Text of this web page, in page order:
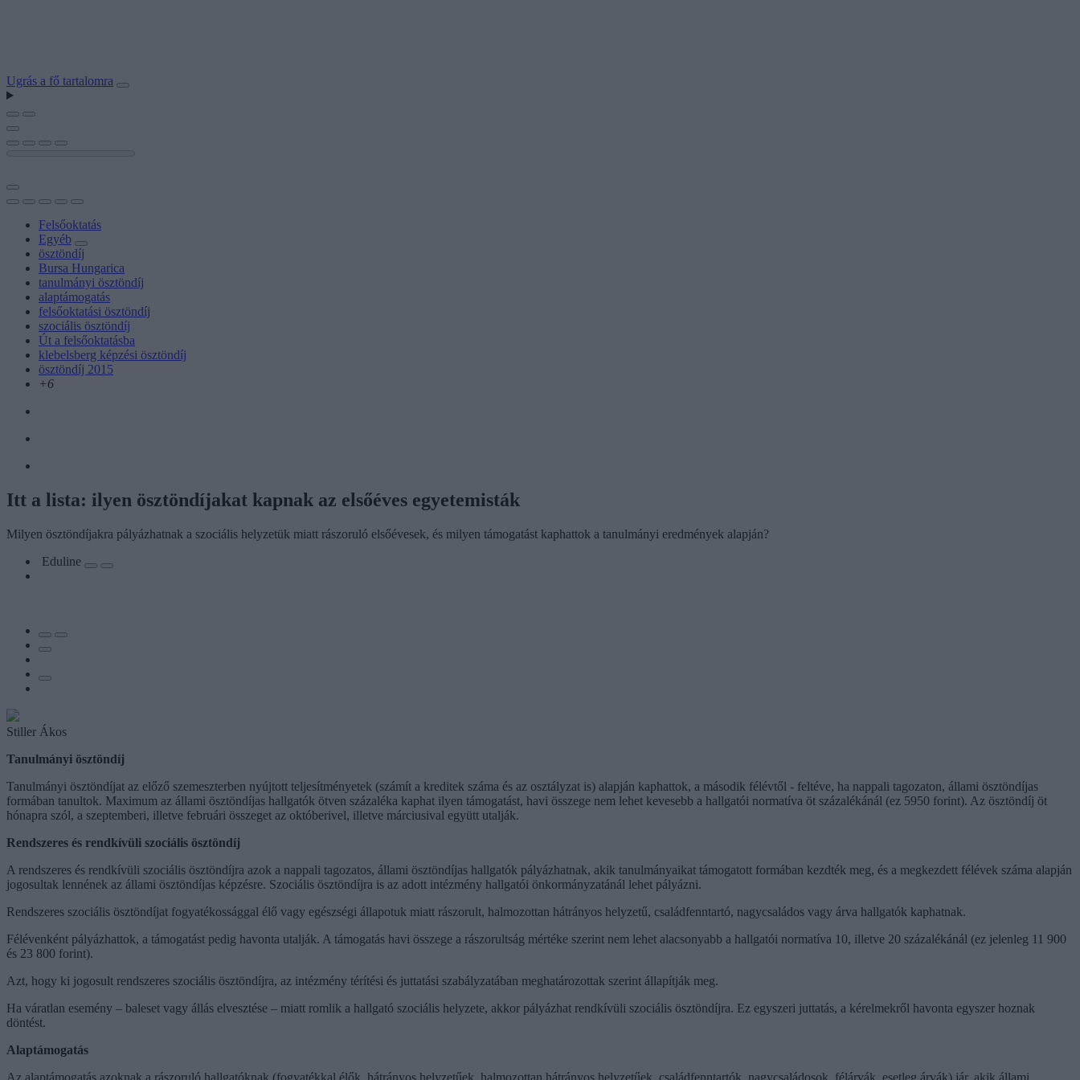
Ugrás a fő tartalomra
Felsőoktatás
Egyéb
ösztöndíj
Bursa Hungarica
tanulmányi ösztöndíj
alaptámogatás
felsőoktatási ösztöndíj
szociális ösztöndíj
Út a felsőoktatásba
klebelsberg képzési ösztöndíj
ösztöndíj 2015
+6
Itt a lista: ilyen ösztöndíjakat kapnak az elsőéves egyetemisták
Milyen ösztöndíjakra pályázhatnak a szociális helyzetük miatt rászoruló elsőévesek, és milyen támogatást kaphattok a tanulmányi eredmények alapján?
Eduline
Stiller Ákos
Tanulmányi ösztöndíj
Tanulmányi ösztöndíjat az előző szemeszterben nyújtott teljesítményetek (számít a kreditek száma és az osztályzat is) alapján kaphattok, a második félévtől - feltéve, ha nappali tagozaton, állami ösztöndíjas
formában tanultok. Maximum az állami ösztöndíjas hallgatók ötven százaléka kaphat ilyen támogatást, havi összege nem lehet kevesebb a hallgatói normatíva öt százalékánál (ez 5950 forint). Az ösztöndíj öt
hónapra szól, a szeptemberi, illetve februári összeget az októberivel, illetve márciusival együtt utalják.
Rendszeres és rendkívüli szociális ösztöndíj
A rendszeres és rendkívüli szociális ösztöndíjra azok a nappali tagozatos, állami ösztöndíjas hallgatók pályázhatnak, akik tanulmányaikat támogatott formában kezdték meg, és a megkezdett félévek száma alapján
jogosultak lennének az állami ösztöndíjas képzésre. Szociális ösztöndíjra is az adott intézmény hallgatói önkormányzatánál lehet pályázni.
Rendszeres szociális ösztöndíjat fogyatékossággal élő vagy egészségi állapotuk miatt rászorult, halmozottan hátrányos helyzetű, családfenntartó, nagycsaládos vagy árva hallgatók kaphatnak.
Félévenként pályázhattok, a támogatást pedig havonta utalják. A támogatás havi összege a rászorultság mértéke szerint nem lehet alacsonyabb a hallgatói normatíva 10, illetve 20 százalékánál (ez jelenleg 11 900
és 23 800 forint).
Azt, hogy ki jogosult rendszeres szociális ösztöndíjra, az intézmény térítési és juttatási szabályzatában meghatározottak szerint állapítják meg.
Ha váratlan esemény – baleset vagy állás elvesztése – miatt romlik a hallgató szociális helyzete, akkor pályázhat rendkívüli szociális ösztöndíjra. Ez egyszeri juttatás, a kérelmekről havonta egyszer hoznak
döntést.
Alaptámogatás
Az alaptámogatás azoknak a rászoruló hallgatóknak (fogyatékkal élők, hátrányos helyzetűek, halmozottan hátrányos helyzetűek, családfenntartók, nagycsaládosok, félárvák, esetleg árvák) jár, akik állami